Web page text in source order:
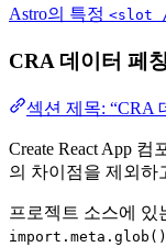
Astro의 특정 <slot
CRA 데이터 페
섹션 제목: “CRA
Create React App
의 차이점을 제외하
프로젝트 소스에 있
import.meta.glob()